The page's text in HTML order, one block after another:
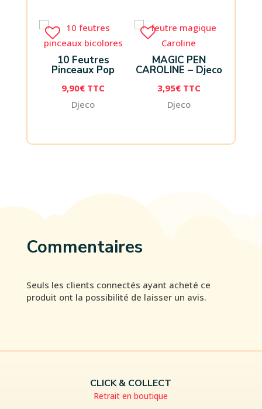
10 Feutres
Pinceaux Pop
9,90€ TTC
Djeco
MAGIC PEN
CAROLINE – Djeco
3,95€ TTC
Djeco
Commentaires
Seuls les clients connectés ayant acheté ce
produit ont la possibilité de laisser un avis.
CLICK & COLLECT
Retrait en boutique